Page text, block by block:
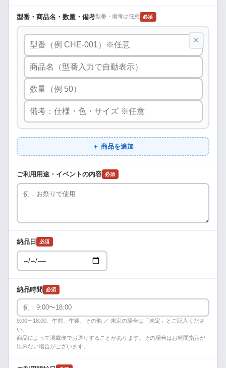
型番・商品名・数量・備考型番・備考は任意 必須
×
＋ 商品を追加
ご利用用途・イベントの内容 必須
納品日 必須
納品時間 必須
9:00〜18:00、午前、午後、その他 ／ 未定の場合は「未定」とご記入くださ
い。
商品によって混載便でお送りすることがあります。その場合はお時間指定が
出来ない場合がございます。